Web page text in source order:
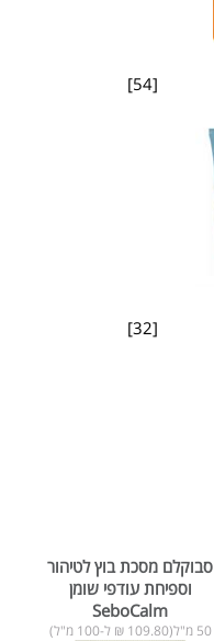
[54]
[32]
סבוקלם מסכת בוץ לטיהור
וספיחת עודפי שומן
SeboCalm
50 מ"ל(109.80 ₪ ל-100 מ"ל)